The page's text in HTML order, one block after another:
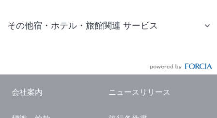
仙台 ホテル
東京ドーム ホテル
その他宿・ホテル・旅館関連 サービス
会社案内 ニュースリリース